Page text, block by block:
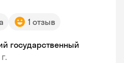
1 отзыв
государственный